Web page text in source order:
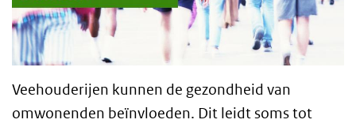
Veehouderijen kunnen de gezondheid van
omwonenden beïnvloeden. Dit leidt soms tot